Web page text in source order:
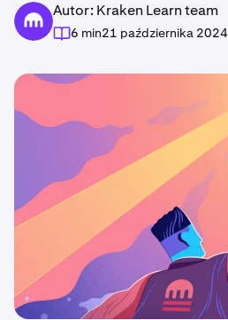
Autor: Kraken Learn team
6 min21 października 2024